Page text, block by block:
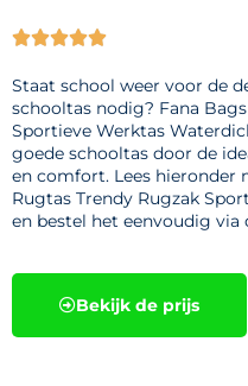

Staat school weer voor de
schooltas nodig? Fana
Sportieve Werktas
goede schooltas door de
en comfort. Lees hieronder
Rugtas Trendy Rugzak
en bestel het eenvoudig
Bekijk de prijs